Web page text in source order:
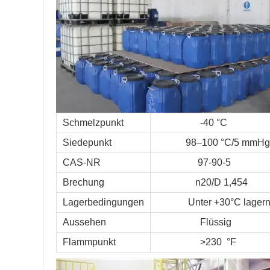
Schmelzpunkt
-40 °C
Siedepunkt
98–100 °C/5 mmHg
CAS-NR
97-90-5
Brechung
n20/D 1,454
Lagerbedingungen
Unter +30°C
Aussehen
Flüssig
Flammpunkt
>230 °F